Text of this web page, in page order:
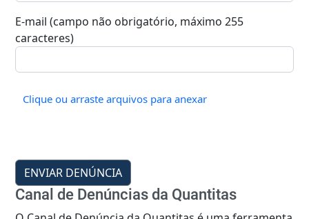
E-mail (campo não obrigatório, máximo 255
caracteres)
Clique ou arraste arquivos para anexar
Canal de Denúncias da Quantitas